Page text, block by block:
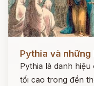
Pythia và
Pythia là danh
tối cao trong đền